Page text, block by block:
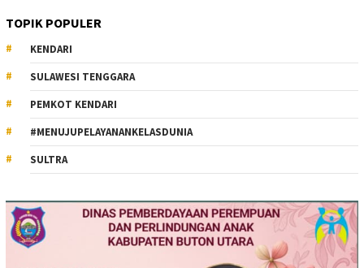
TOPIK POPULER
KENDARI
SULAWESI TENGGARA
PEMKOT KENDARI
#MENUJUPELAYANANKELASDUNIA
SULTRA